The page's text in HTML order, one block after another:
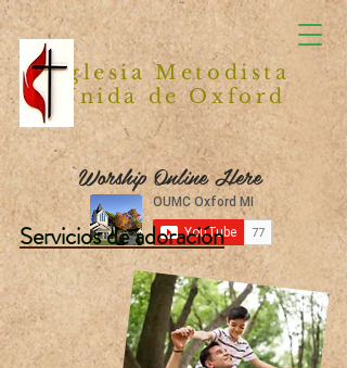
Iglesia Metodista
Unida de Oxford
Worship Online Here
Servicios de adoración